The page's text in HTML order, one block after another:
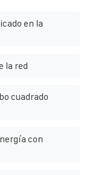
en la
la red
cuadrado
con